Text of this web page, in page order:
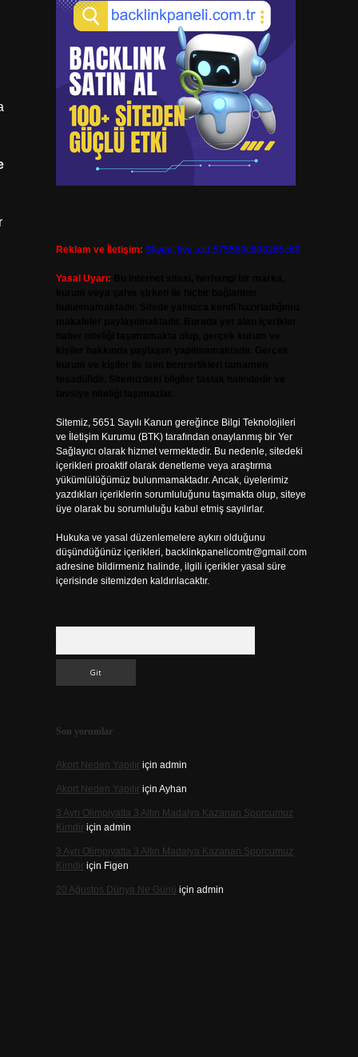
Reklam ve İletişim: Skype: live:.cid.575569c608265c69
Yasal Uyarı:
Sitemiz, 5651 Sayılı Kanun gereğince Bilgi Teknolojileri
ve İletişim Kurumu (BTK) tarafından onaylanmış bir Yer
Sağlayıcı olarak hizmet vermektedir. Bu nedenle, sitedeki
içerikleri proaktif olarak denetleme veya araştırma
yükümlülüğümüz bulunmamaktadır. Ancak, üyelerimiz
yazdıkları içeriklerin sorumluluğunu taşımakta olup, siteye
üye olarak bu sorumluluğu kabul etmiş sayılırlar.
Hukuka ve yasal düzenlemelere aykırı olduğunu
düşündüğünüz içerikleri, backlinkpanelicomtr@gmail.com
adresine bildirmeniz halinde, ilgili içerikler yasal süre
içerisinde sitemizden kaldırılacaktır.
Son yorumlar
Akort Neden Yapılıriçin admin
Akort Neden Yapılıriçin Ayhan
3 Ayrı Olimpiyatta 3 Altın Madalya Kazanan Sporcumuz
Kimdiriçin admin
3 Ayrı Olimpiyatta 3 Altın Madalya Kazanan Sporcumuz
Kimdiriçin Figen
20 Ağustos Dünya Ne Günü için admin